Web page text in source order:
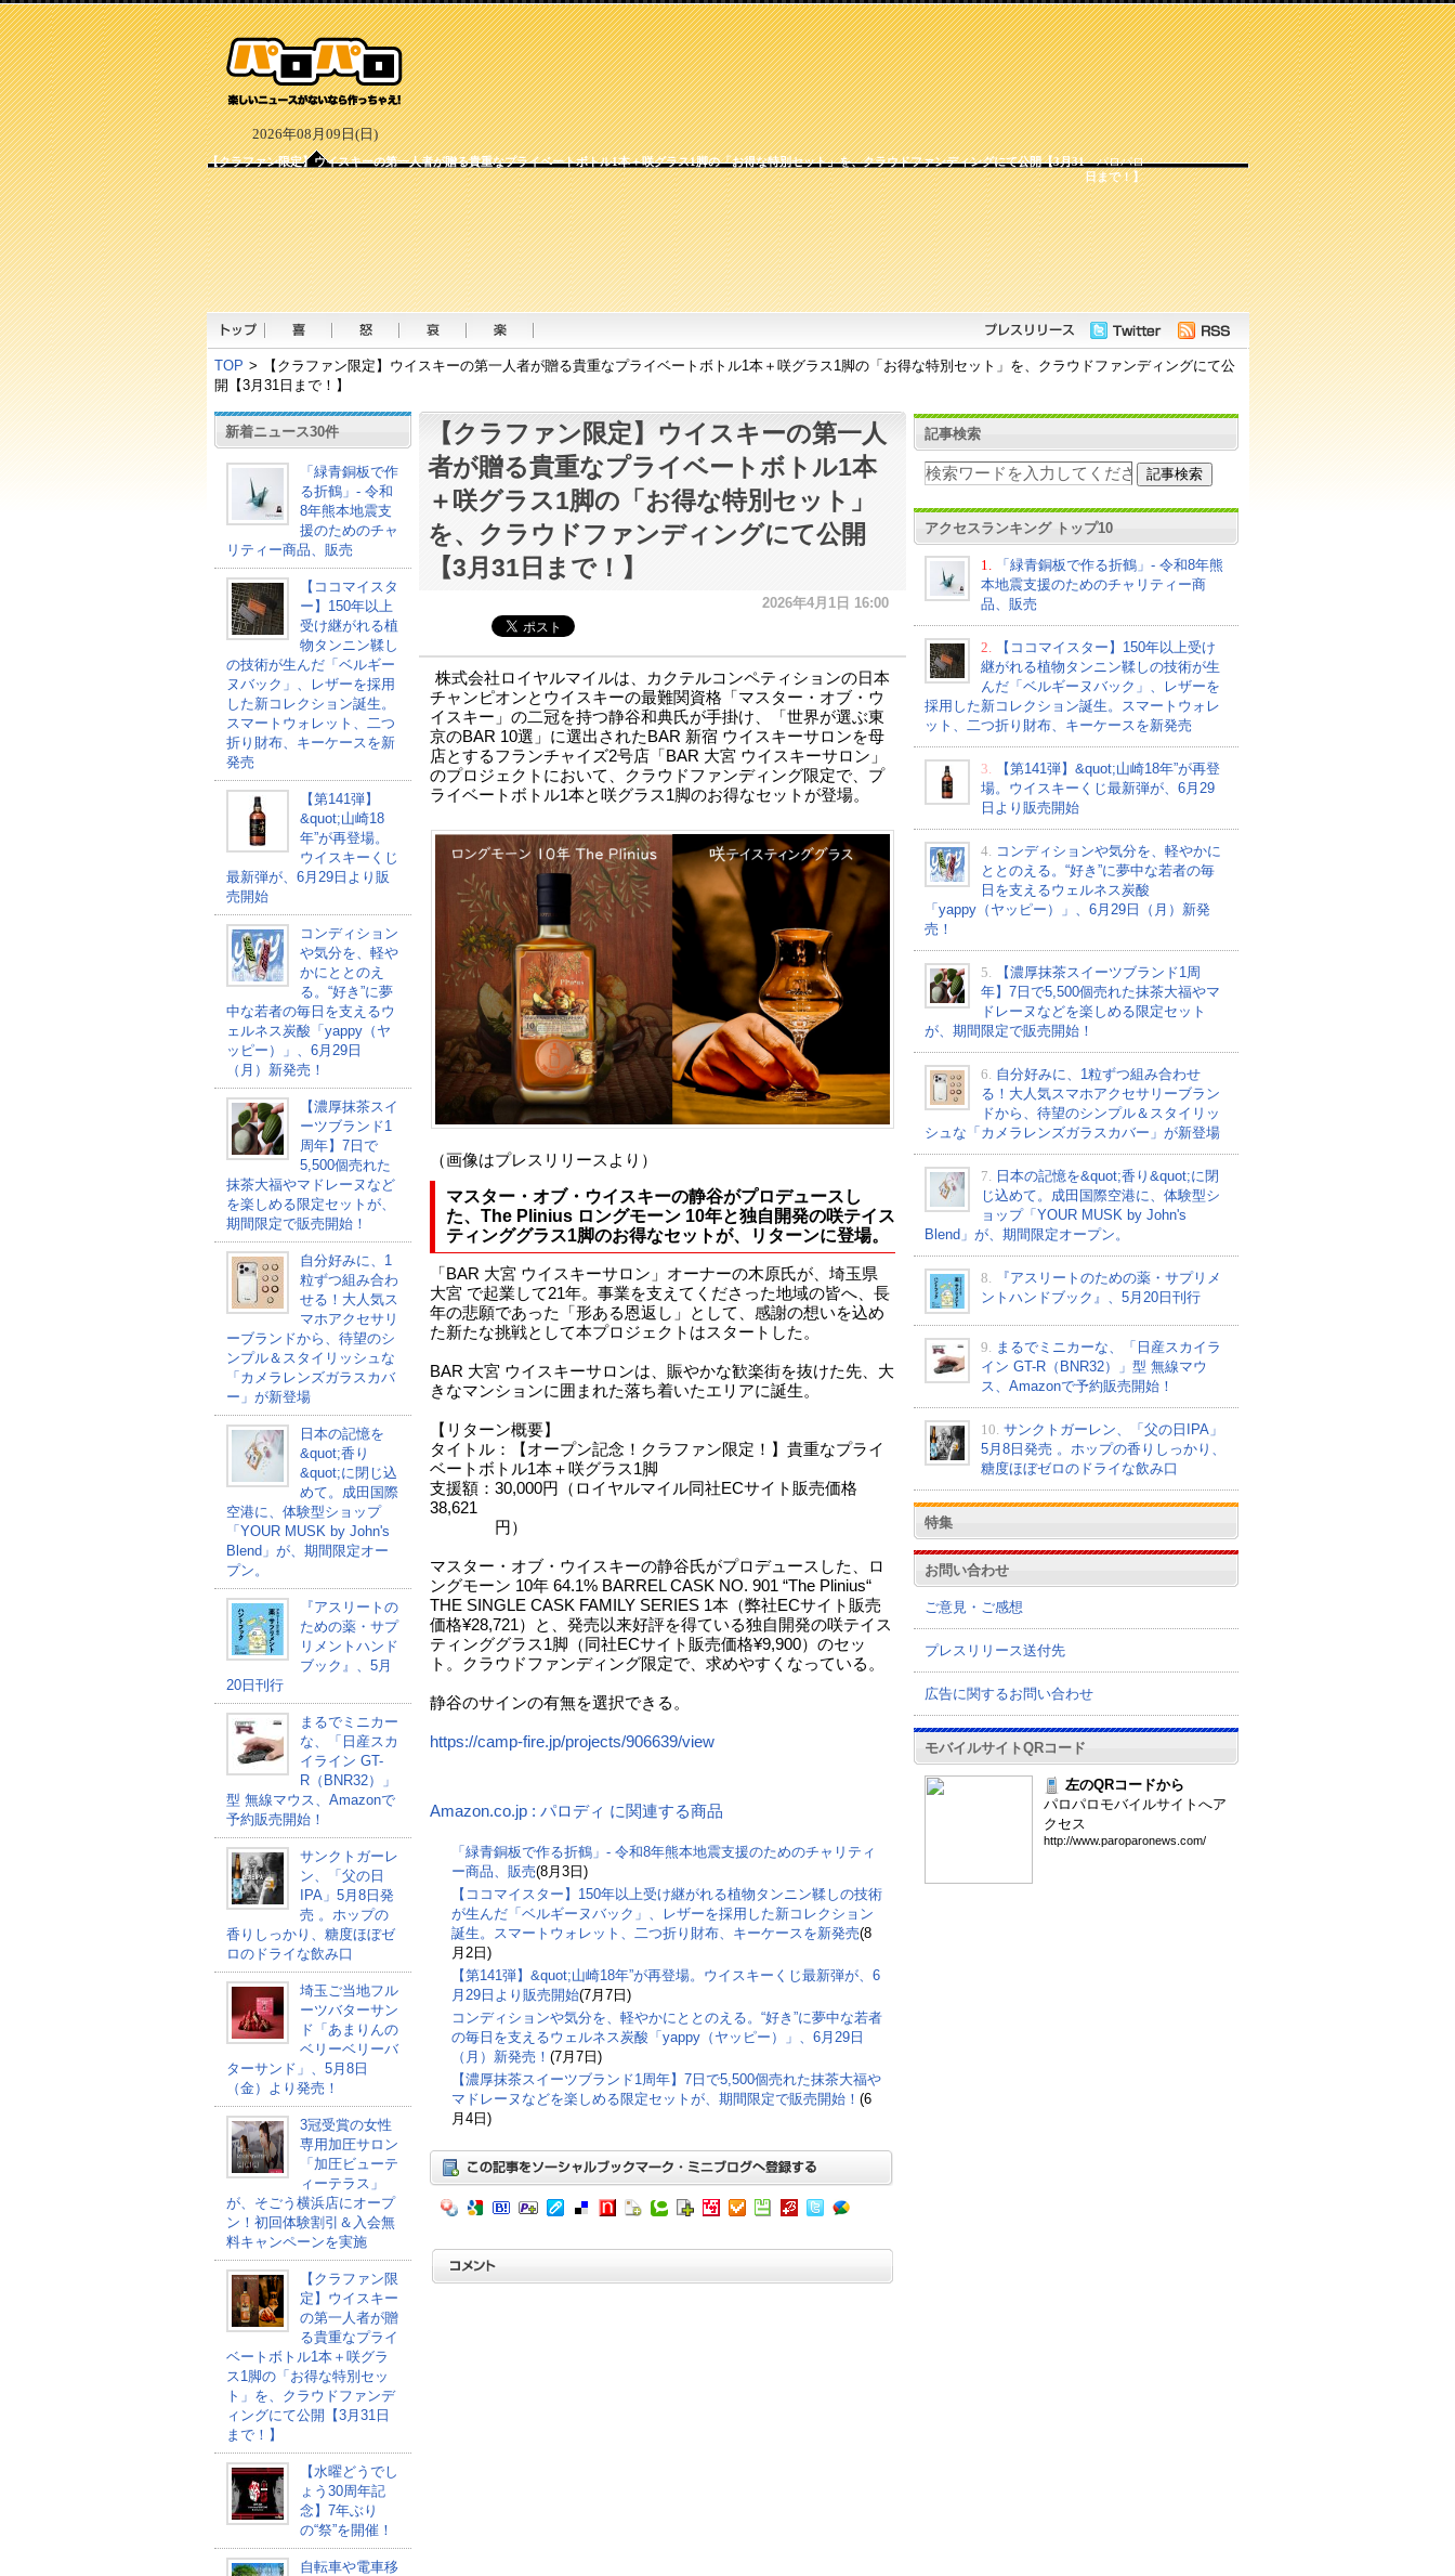
2026年08月09日(日)
パロパロ
【クラファン限定】ウイスキーの第一人者が贈る貴重なプライベートボトル1本＋咲グラス1脚の「お得な特別セット」を、クラウドファンディングにて公開【3月31
日まで！】
TOP >
【クラファン限定】ウイスキーの第一人者が贈る貴重なプライベートボトル1本＋咲グラス1脚の「お得な特別セット」を、クラウドファンディングにて公
開【3月31日まで！】
新着ニュース30件
「緑青銅板で作
る折鶴」- 令和
8年熊本地震支
援のためのチャ
リティー商品、販売
【ココマイスタ
ー】150年以上
受け継がれる植
物タンニン鞣し
の技術が生んだ「ベルギー
ヌバック」、レザーを採用
した新コレクション誕生。
スマートウォレット、二つ
折り財布、キーケースを新
発売
【第141弾】
&quot;山崎18
年”が再登場。
ウイスキーくじ
最新弾が、6月29日より販
売開始
コンディション
や気分を、軽や
かにととのえ
る。“好き”に夢
中な若者の毎日を支えるウ
ェルネス炭酸「yappy（ヤ
ッピー）」、6月29日
（月）新発売！
【濃厚抹茶スイ
ーツブランド1
周年】7日で
5,500個売れた
抹茶大福やマドレーヌなど
を楽しめる限定セットが、
期間限定で販売開始！
自分好みに、1
粒ずつ組み合わ
せる！大人気ス
マホアクセサリ
ーブランドから、待望のシ
ンプル＆スタイリッシュな
「カメラレンズガラスカバ
ー」が新登場
日本の記憶を
&quot;香り
&quot;に閉じ込
めて。成田国際
空港に、体験型ショップ
「YOUR MUSK by John's
Blend」が、期間限定オー
プン。
『アスリートの
ための薬・サプ
リメントハンド
ブック』、5月
20日刊行
まるでミニカー
な、「日産スカ
イライン GT-
R（BNR32）」
型 無線マウス、Amazonで
予約販売開始！
サンクトガーレ
ン、「父の日
IPA」5月8日発
売 。ホップの
香りしっかり、糖度ほぼゼ
ロのドライな飲み口
埼玉ご当地フル
ーツバターサン
ド「あまりんの
ベリーベリーバ
ターサンド」、5月8日
（金）より発売！
3冠受賞の女性
専用加圧サロン
「加圧ビューテ
ィーテラス」
が、そごう横浜店にオープ
ン！初回体験割引＆入会無
料キャンペーンを実施
【クラファン限
定】ウイスキー
の第一人者が贈
る貴重なプライ
ベートボトル1本＋咲グラ
ス1脚の「お得な特別セッ
ト」を、クラウドファンデ
ィングにて公開【3月31日
まで！】
【水曜どうでし
ょう30周年記
念】7年ぶり
の“祭”を開催！
自転車や電車移
【クラファン限定】ウイスキーの第一人
者が贈る貴重なプライベートボトル1本
＋咲グラス1脚の「お得な特別セット」
を、クラウドファンディングにて公開
【3月31日まで！】
2026年4月1日 16:00
株式会社ロイヤルマイルは、カクテルコンペティションの日本
チャンピオンとウイスキーの最難関資格「マスター・オブ・ウ
イスキー」の二冠を持つ静谷和典氏が手掛け、「世界が選ぶ東
京のBAR 10選」に選出されたBAR 新宿 ウイスキーサロンを母
店とするフランチャイズ2号店「BAR 大宮 ウイスキーサロン」
のプロジェクトにおいて、クラウドファンディング限定で、プ
ライベートボトル1本と咲グラス1脚のお得なセットが登場。
（画像はプレスリリースより）
マスター・オブ・ウイスキーの静谷がプロデュースし
た、The Plinius ロングモーン 10年と独自開発の咲テイス
ティンググラス1脚のお得なセットが、リターンに登場。
「BAR 大宮 ウイスキーサロン」オーナーの木原氏が、埼玉県
大宮 で起業して21年。事業を支えてくださった地域の皆へ、長
年の悲願であった「形ある恩返し」として、感謝の想いを込め
た新たな挑戦として本プロジェクトはスタートした。
BAR 大宮 ウイスキーサロンは、賑やかな歓楽街を抜けた先、大
きなマンションに囲まれた落ち着いたエリアに誕生。
【リターン概要】
タイトル：【オープン記念！クラファン限定！】貴重なプライ
ベートボトル1本＋咲グラス1脚
支援額：30,000円（ロイヤルマイル同社ECサイト販売価格
38,621
円）
マスター・オブ・ウイスキーの静谷氏がプロデュースした、ロ
ングモーン 10年 64.1% BARREL CASK NO. 901 “The Plinius“
THE SINGLE CASK FAMILY SERIES 1本（弊社ECサイト販売
価格¥28,721）と、発売以来好評を得ている独自開発の咲テイス
ティンググラス1脚（同社ECサイト販売価格¥9,900）のセッ
ト。クラウドファンディング限定で、求めやすくなっている。
静谷のサインの有無を選択できる。
https://camp-fire.jp/projects/906639/view
Amazon.co.jp : パロディ に関連する商品
「緑青銅板で作る折鶴」- 令和8年熊本地震支援のためのチャリティ
ー商品、販売(8月3日)
【ココマイスター】150年以上受け継がれる植物タンニン鞣しの技術
が生んだ「ベルギーヌバック」、レザーを採用した新コレクション
誕生。スマートウォレット、二つ折り財布、キーケースを新発売(8
月2日)
【第141弾】&quot;山崎18年”が再登場。ウイスキーくじ最新弾が、6
月29日より販売開始(7月7日)
コンディションや気分を、軽やかにととのえる。“好き”に夢中な若者
の毎日を支えるウェルネス炭酸「yappy（ヤッピー）」、6月29日
（月）新発売！ (7月7日)
【濃厚抹茶スイーツブランド1周年】7日で5,500個売れた抹茶大福や
マドレーヌなどを楽しめる限定セットが、期間限定で販売開始！ (6
月4日)
記事検索
アクセスランキング トップ10
1.
「緑青銅板で作る折鶴」- 令和8年熊
本地震支援のためのチャリティー商
品、販売
2.
【ココマイスター】150年以上受け
継がれる植物タンニン鞣しの技術が生
んだ「ベルギーヌバック」、レザーを
採用した新コレクション誕生。スマートウォレ
ット、二つ折り財布、キーケースを新発売
3.
【第141弾】&quot;山崎18年”が再登
場。ウイスキーくじ最新弾が、6月29
日より販売開始
4.
コンディションや気分を、軽やかに
ととのえる。“好き”に夢中な若者の毎
日を支えるウェルネス炭酸
「yappy（ヤッピー）」、6月29日（月）新発
売！
5.
【濃厚抹茶スイーツブランド1周
年】7日で5,500個売れた抹茶大福やマ
ドレーヌなどを楽しめる限定セット
が、期間限定で販売開始！
6. 自分好みに、1粒ずつ組み合わせ
る！大人気スマホアクセサリーブラン
ドから、待望のシンプル＆スタイリッ
シュな「カメラレンズガラスカバー」が新登場
7.
日本の記憶を&quot;香り&quot;に閉
じ込めて。成田国際空港に、体験型シ
ョップ「YOUR MUSK by John's
Blend」が、期間限定オープン。
8.
『アスリートのための薬・サプリメ
ントハンドブック』、5月20日刊行
9.
まるでミニカーな、「日産スカイラ
イン GT-R（BNR32）」型 無線マウ
ス、Amazonで予約販売開始！
10. サンクトガーレン、「父の日IPA」
5月8日発売 。ホップの香りしっかり、
糖度ほぼゼロのドライな飲み口
特集
お問い合わせ
ご意見・ご感想
プレスリリース送付先
広告に関するお問い合わせ
モバイルサイトQRコード
左のQRコードから
パロパロモバイルサイトへア
クセス
http://www.paroparonews. com/